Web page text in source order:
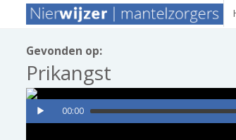
Gevonden op:
Prikangst
00:00